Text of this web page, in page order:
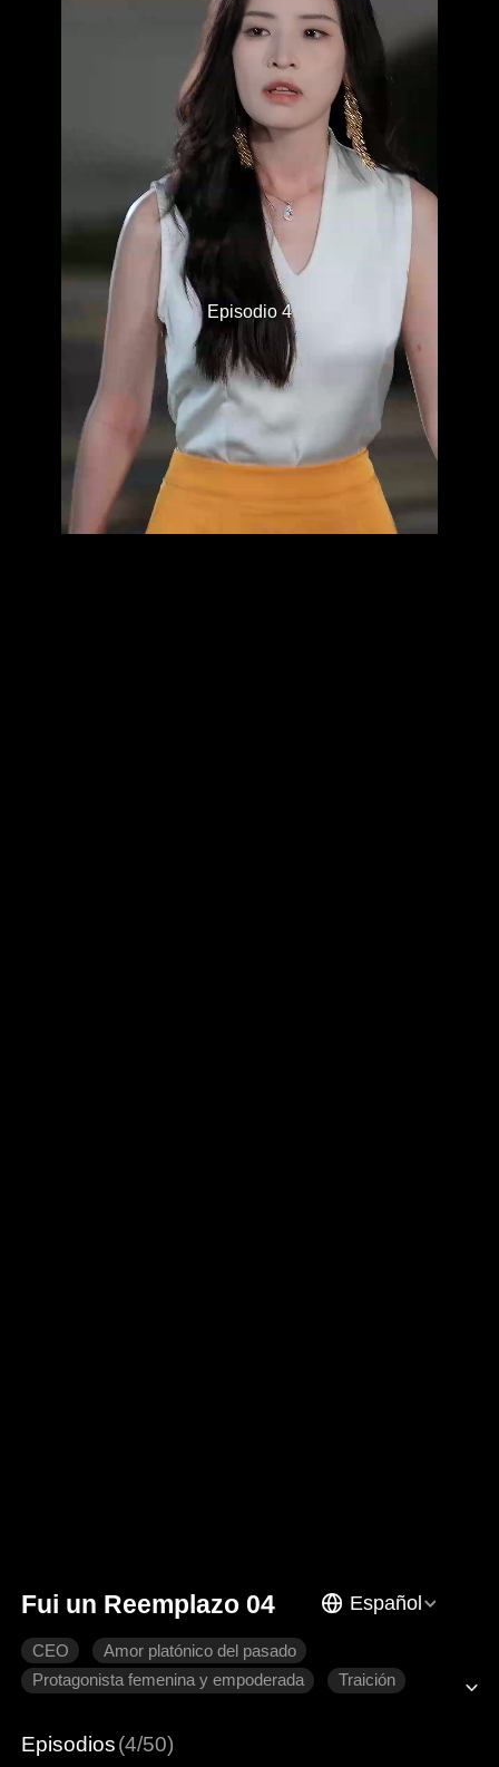
Episodio 4
Fui un Reemplazo 04 Español
CEO
Amor platónico del pasado
Protagonista femenina y empoderada
Traición
Episodios(4/50)